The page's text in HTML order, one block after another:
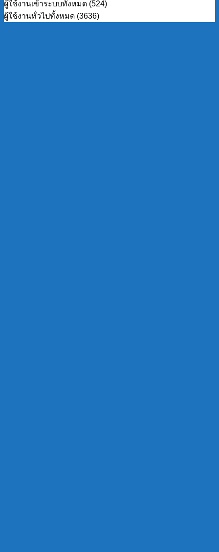
ผู้ใช้งานเข้าระบบทั้งหมด (524)
ผู้ใช้งานทั่วไปทั้งหมด (3636)